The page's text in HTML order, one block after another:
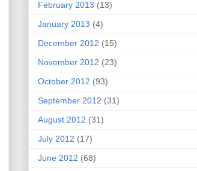
February 2013 (13)
January 2013 (4)
December 2012 (15)
November 2012 (23)
October 2012 (93)
September 2012 (31)
August 2012 (31)
July 2012 (17)
June 2012 (68)